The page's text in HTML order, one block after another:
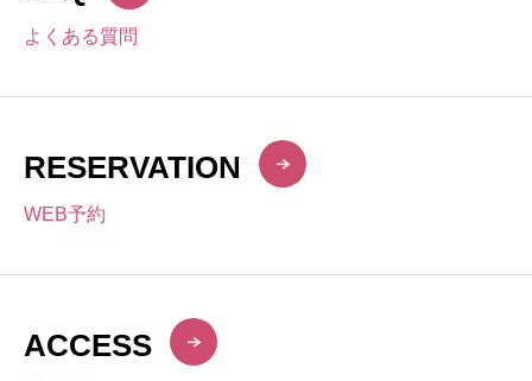
よくある質問
RESERVATION
WEB予約
ACCESS